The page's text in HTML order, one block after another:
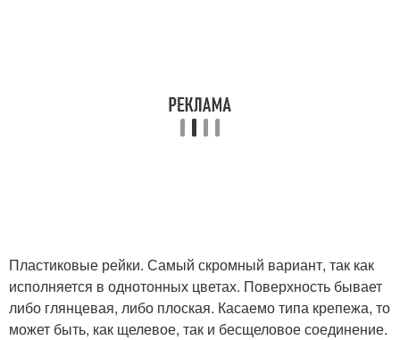
Пластиковые рейки. Самый скромный вариант, так как
исполняется в однотонных цветах. Поверхность бывает
либо глянцевая, либо плоская. Касаемо типа крепежа, то
может быть, как щелевое, так и бесщеловое соединение.